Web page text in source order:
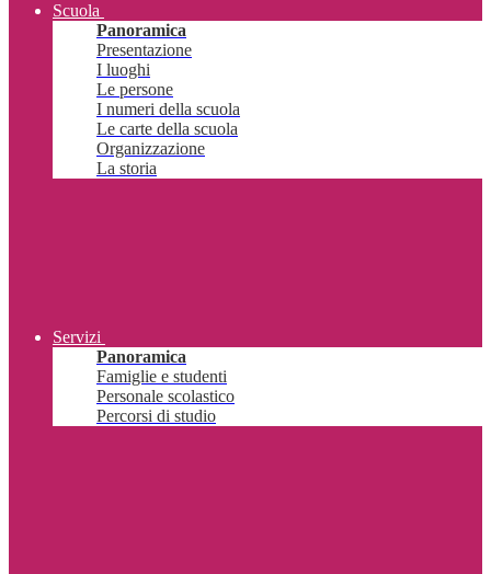
Scuola
Panoramica
Presentazione
I luoghi
Le persone
I numeri della scuola
Le carte della scuola
Organizzazione
La storia
Servizi
Panoramica
Famiglie e studenti
Personale scolastico
Percorsi di studio